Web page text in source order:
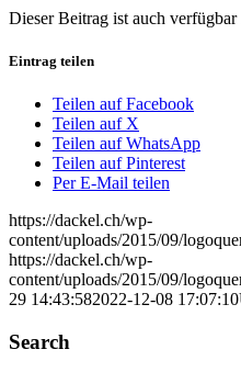
Dieser Beitrag ist auch verfügbar
Eintrag teilen
Teilen auf Facebook
Teilen auf X
Teilen auf WhatsApp
Teilen auf Pinterest
Per E-Mail teilen
https://dackel.ch/wp-
content/uploads/2015/09/
https://dackel.ch/wp-
content/uploads/2015/09/
29 14:43:582022-12-08 17:07:10
Search